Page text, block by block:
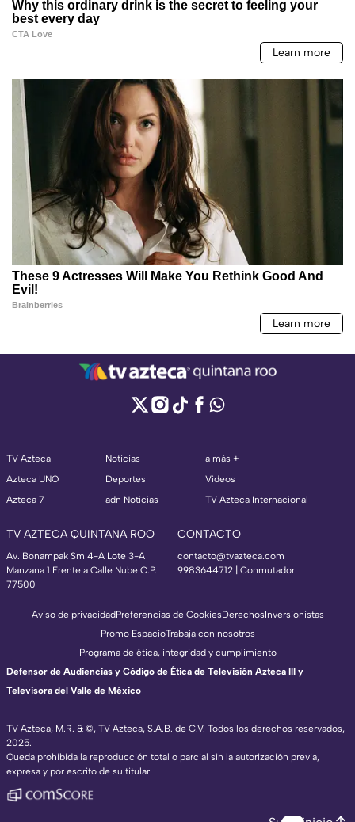
TV Azteca
Azteca UNO
Azteca 7
Noticias
Deportes
adn Noticias
a más +
Videos
TV Azteca Internacional
TV AZTECA QUINTANA ROO
Av. Bonampak Sm 4-A Lote 3-A
Manzana 1 Frente a Calle Nube C.P.
77500
CONTACTO
contacto@tvazteca.com
9983644712 | Conmutador
TV Azteca, M.R. & ©, TV Azteca, S.A.B. de C.V. Todos los derechos reservados,
2025.
Queda prohibida la reproducción total o parcial sin la autorización previa,
expresa y por escrito de su titular.
Aviso de privacidadPreferencias de CookiesDerechosInversionistas
Promo EspacioTrabaja con nosotros
Programa de ética, integridad y cumplimiento
Defensor de Audiencias y Código de Ética de Televisión Azteca III y
Televisora del Valle de México